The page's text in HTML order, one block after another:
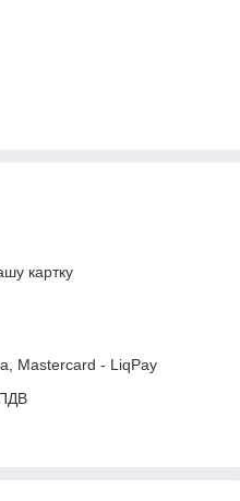
картку
Mastercard - LiqPay
ПДВ